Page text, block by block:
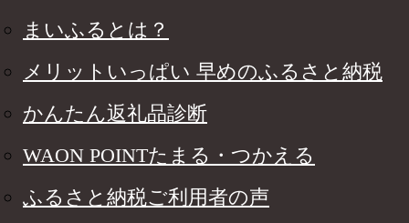
まいふるとは？
メリットいっぱい 早めのふるさと納税
かんたん返礼品診断
WAON POINTたまる・つかえる
ふるさと納税ご利用者の声